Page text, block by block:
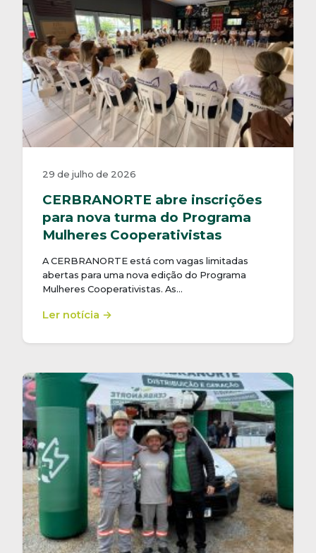
29 de julho de 2026
CERBRANORTE abre inscrições
para nova turma do Programa
Mulheres Cooperativistas
A CERBRANORTE está com vagas limitadas
abertas para uma nova edição do Programa
Mulheres Cooperativistas. As…
Ler notícia →